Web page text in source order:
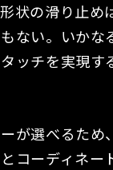
状の滑り止め
ない。いかな
ッチを実現す
が選べるため
コーディネー